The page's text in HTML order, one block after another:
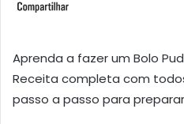
Aprenda a fazer um Bolo
Receita completa com
passo a passo para